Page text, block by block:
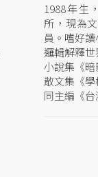
1988年生
所，現為
員。嗜好
邏輯解釋
小說集《
散文集《
同主編《